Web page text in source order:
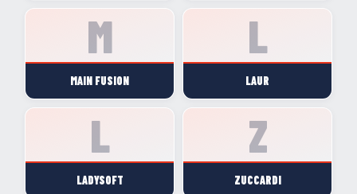
MAIN FUSION LAUR
LADYSOFT ZUCCARDI